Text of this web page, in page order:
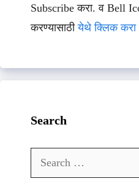
Subscribe करा. व Bell
करण्यासाठीयेथे क्लिक करा
Search
Search
for: